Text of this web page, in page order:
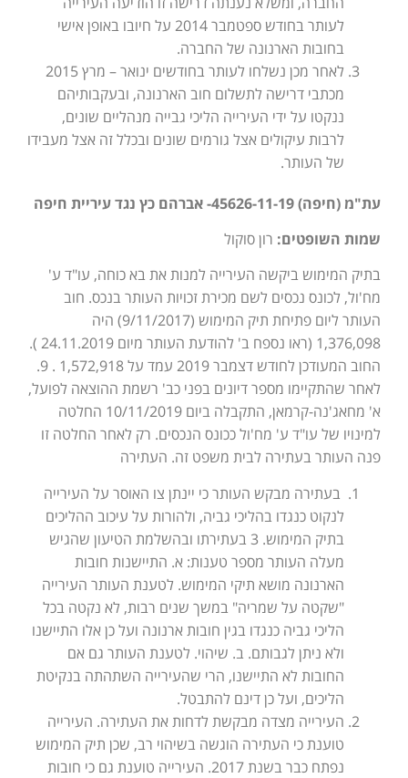
לעותר בחודש ספטמבר 2014 על חיובו באופן אישי
בחובות הארנונה של החברה.
לאחר מכן נשלחו לעותר בחודשים ינואר – מרץ 2015
מכתבי דרישה לתשלום חוב הארנונה, ובעקבותיהם
ננקטו על ידי העירייה הליכי גבייה מנהליים שונים,
לרבות עיקולים אצל גורמים שונים ובכלל זה אצל מעבידו
של העותר.
עת"מ (חיפה) 45626-11-19- אברהם כץ נגד עיריית חיפה
שמות השופטים: רון סוקול
בתיק המימוש ביקשה העירייה למנות את בא כוחה, עו"ד ע'
מח'ול, לכונס נכסים לשם מכירת זכויות העותר בנכס. חוב
העותר ליום פתיחת תיק המימוש (9/11/2017) היה
1,376,098 (ראו נספח ב' להודעת העותר מיום 24.11.2019 ).
החוב המעודכן לחודש דצמבר 2019 עמד על 1,572,918 . 9.
לאחר שהתקיימו מספר דיונים בפני כב' רשמת ההוצאה לפועל,
א' מחאג'נה-קרמאן, התקבלה ביום 10/11/2019 החלטה
למינויו של עו"ד ע' מח'ול ככונס הנכסים. רק לאחר החלטה זו
פנה העותר בעתירה לבית משפט זה. העתירה
בעתירה מבקש העותר כי יינתן צו האוסר על העירייה
לנקוט כנגדו בהליכי גביה, ולהורות על עיכוב ההליכים
בתיק המימוש. 3 בעתירתו ובהשלמת הטיעון שהגיש
מעלה העותר מספר טענות: א. התיישנות חובות
הארנונה מושא תיקי המימוש. לטענת העותר העירייה
"שקטה על שמריה" במשך שנים רבות, לא נקטה בכל
הליכי גביה כנגדו בגין חובות ארנונה ועל כן אלו התיישנו
ולא ניתן לגבותם. ב. שיהוי. לטענת העותר גם אם
החובות לא התיישנו, הרי שהעירייה השתהתה בנקיטת
הליכים, ועל כן דינם להתבטל.
העירייה מצדה מבקשת לדחות את העתירה. העירייה
טוענת כי העתירה הוגשה בשיהוי רב, שכן תיק המימוש
נפתח כבר בשנת 2017. העירייה טוענת גם כי חובות